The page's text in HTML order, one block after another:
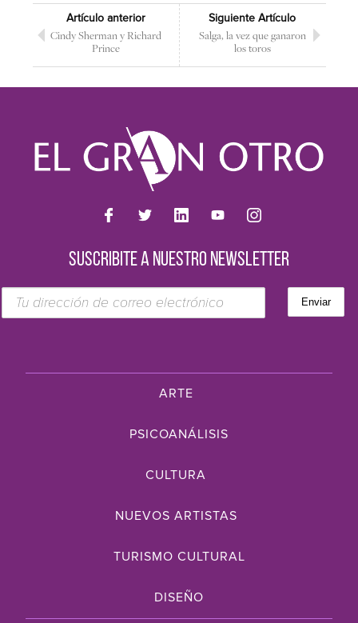
Artículo anterior
Cindy Sherman y Richard
Prince
Siguiente Artículo
Salga, la vez que ganaron
los toros
SUSCRIBITE A NUESTRO NEWSLETTER
ARTE
PSICOANÁLISIS
CULTURA
NUEVOS ARTISTAS
TURISMO CULTURAL
DISEÑO